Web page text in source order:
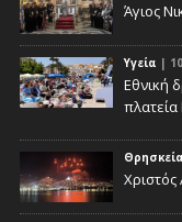
Άγιος
Υγεία |
Eθνική
Θρησκεία
Χριστός